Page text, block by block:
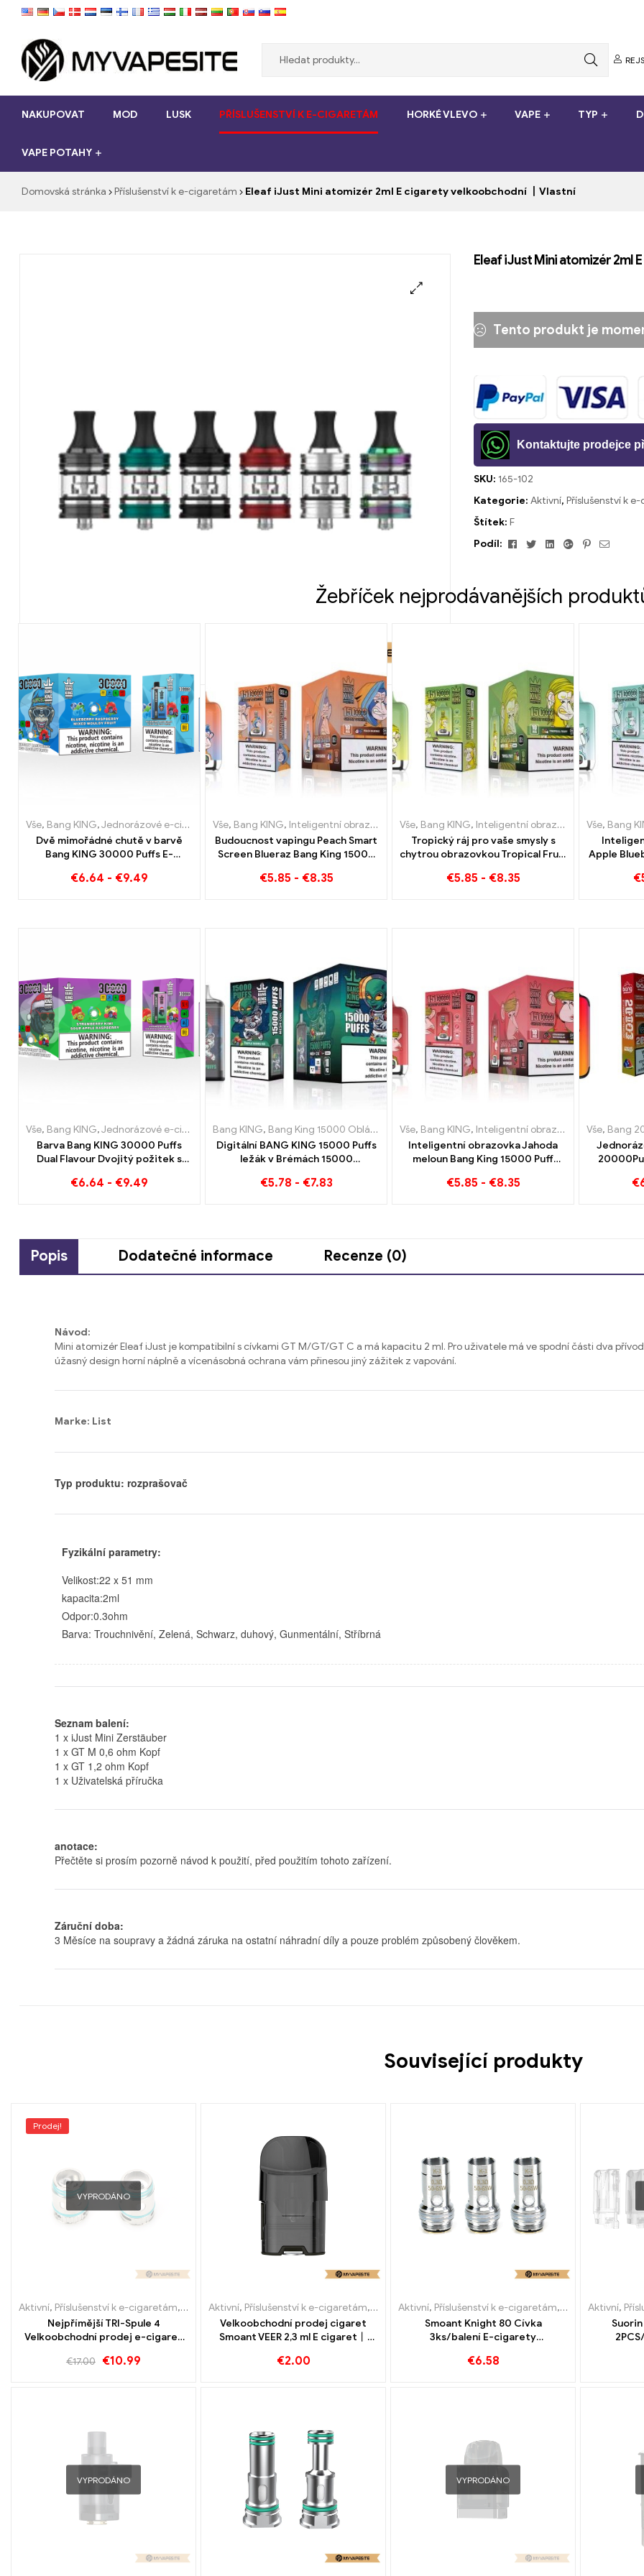
Myvapesite.de
cigarety
levné
online
NAKUPOVAT MOD LUSK PŘÍSLUŠENSTVÍ K E-CIGARETÁM HORKÉ VLEVO VAPE TYP
VAPE POTAHY
Domovská stránka Příslušenství k e-cigaretám Eleaf iJust Mini atomizér 2ml E cigarety velkoobchodní 丨Vlastní
Eleaf iJust Mini atomizér 2ml
Tento produkt je
Kontaktujte prodejce
SKU: 165-102
Kategorie:Aktivní,Příslušenství k
Štítek:F
Podíl:
FacebookCvrlikáníLinkedinGoogle+Pinterest
E-
Žebříček nejprodávanějších
Vše, Bang KING,Jednorázové e-cigarety Litva ,Jednorázové e-cigarety Lucembursko, Jednorázové elektronické cigarety Nizozemsko,
Dvě mimořádné chutě v barvě
Bang KING 30000 Puffs E-
und Plesnivé ovoce
€6.64 - €9.49
Vše, Bang KING, Inteligentní obrazovka Bang King 15000 Puff ,Jednorázové e-cigarety Litva ,
Budoucnost vapingu Peach Smart
Screen Blueraz Bang King 15000
€5.85 - €8.35
Vše, Bang KING, Inteligentní obrazovka Bang King 15000 Puff
Tropický ráj pro vaše smysly s
chytrou obrazovkou Tropical Fruit
€5.85 - €8.35
Vše, Bang
Apple
€
Vše, Bang KING,Jednorázové e-cigarety Litva ,Jednorázové e-cigarety Lucembursko, Jednorázové elektronické cigarety Nizozemsko,
Barva Bang KING 30000 Puffs
Dual Flavour Dvojitý požitek s
a malinou
€6.64 - €9.49
Bang KING, Bang King 15000 Obláčky Jednorázová e-cigareta s nikotinem,Jednorázové e-
Digitální BANG KING 15000 Puffs
ležák v Brémách 15000
€5.78 - €7.83
Vše, Bang KING, Inteligentní obrazovka Bang King 15000 Puff
Inteligentní obrazovka Jahoda
meloun Bang King 15000 Puff
ovoce
€5.85 - €8.35
Vše, Bang
€
Popis Dodatečné informace Recenze (0)
Návod:
Mini atomizér Eleaf iJust je kompatibilní s cívkami GT M/GT/GT C a má kapacitu 2 ml. Pro uživatele má ve spodní části dva
úžasný design horní náplně a vícenásobná ochrana vám přinesou jiný zážitek z vapování.
Marke: List
Typ produktu: rozprašovač
Fyzikální parametry:
Velikost:22 x 51 mm
kapacita:2ml
Odpor:0.3ohm
Barva: Trouchnivění, Zelená, Schwarz, duhový, Gunmentální, Stříbrná
Seznam balení:
1 x iJust Mini Zerstäuber
1 x GT M 0,6 ohm Kopf
1 x GT 1,2 ohm Kopf
1 x Uživatelská příručka
anotace:
Přečtěte si prosím pozorně návod k použití, před použitím tohoto zařízení.
Záruční doba:
3 Měsíce na soupravy a žádná záruka na ostatní náhradní díly a pouze problém způsobený člověkem.
Související produkty
Prodej!
VYPRODÁNO
Aktivní, Příslušenství k e-cigaretám, Výparník
Nejpřímější TRI-Spule 4
Velkoobchodní prodej e-cigaret
€17.00 €10.99
Aktivní, Příslušenství k e-cigaretám, Výparník
Velkoobchodní prodej cigaret
Smoant VEER 2,3 ml E cigaret丨
€2.00
Aktivní, Příslušenství k e-cigaretám, Výparník
Smoant Knight 80 Cívka
3ks/balení E-cigarety
€6.58
Aktivní,
VYPRODÁNO VYPRODÁNO